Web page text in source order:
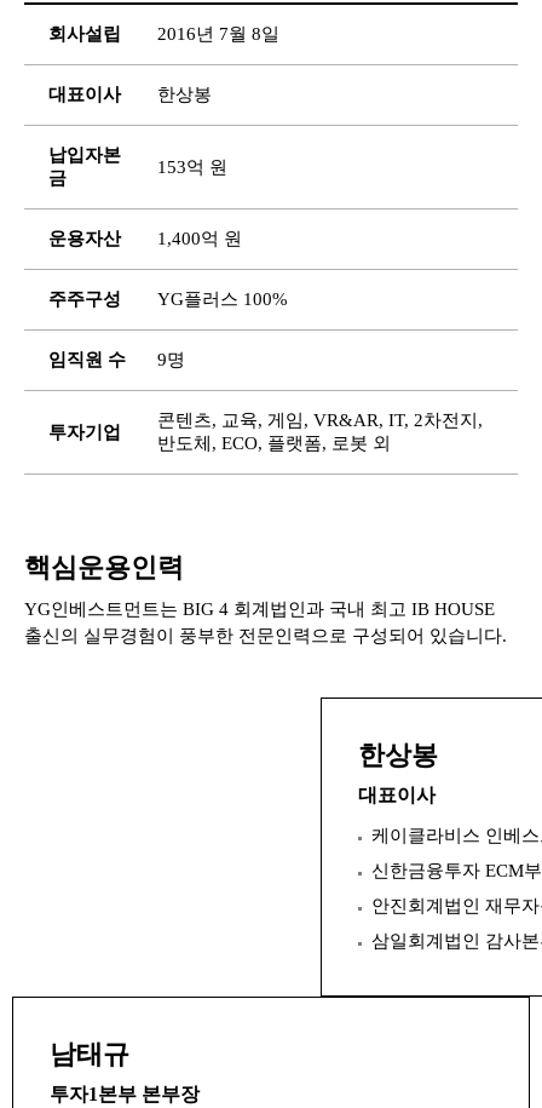
회사설립 2016년 7월 8일
대표이사 한상봉
납입자본
금
153억 원
운용자산 1,400억 원
주주구성 YG플러스 100%
임직원 수 9명
투자기업
콘텐츠, 교육, 게임, VR&AR, IT, 2차전지,
반도체, ECO, 플랫폼, 로봇 외
핵심운용인력
YG인베스트먼트는 BIG 4 회계법인과 국내 최고 IB HOUSE
출신의 실무경험이 풍부한 전문인력으로 구성되어 있습니다.
한상봉
대표이사
케이클라비스 인베
신한금융투자 ECM부
안진회계법인 재무
삼일회계법인 감사
남태규
투자1본부 본부장